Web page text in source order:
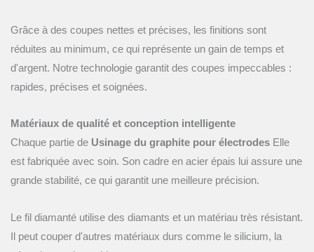
Grâce à des coupes nettes et précises, les finitions sont
réduites au minimum, ce qui représente un gain de temps et
d'argent. Notre technologie garantit des coupes impeccables :
rapides, précises et soignées.
Matériaux de qualité et conception intelligente
Chaque partie de Usinage du graphite pour électrodes Elle
est fabriquée avec soin. Son cadre en acier épais lui assure une
grande stabilité, ce qui garantit une meilleure précision.
Le fil diamanté utilise des diamants et un matériau très résistant.
Il peut couper d'autres matériaux durs comme le silicium, la